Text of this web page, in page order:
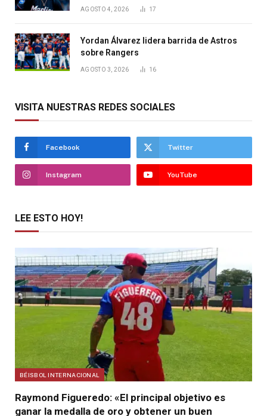
AGOSTO 4, 2026 17
Yordan Álvarez lidera barrida de Astros
sobre Rangers
AGOSTO 3, 2026 16
VISITA NUESTRAS REDES SOCIALES
Facebook Twitter
Instagram YouTube
LEE ESTO HOY!
BÉISBOL INTERNACIONAL
Raymond Figueredo: «El principal objetivo es
ganar la medalla de oro y obtener un buen